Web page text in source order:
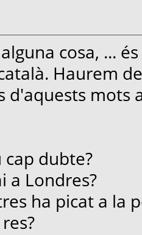
cosa, ...
Haurem
d'aquests mots
cap dubte?
a Londres?
ha picat a la